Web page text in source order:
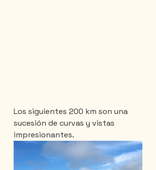
Los siguientes 200 km son una
sucesión de curvas y vistas
impresionantes.